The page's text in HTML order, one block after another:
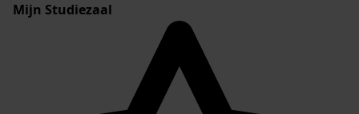
Mijn Studiezaal